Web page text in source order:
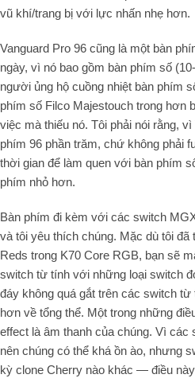
vũ khí/trang bị với lực nhấn nhẹ hơn.
Vanguard Pro 96 cũng là một bàn
ngày, vì nó bao gồm bàn phím số (10
người ủng hộ cuồng nhiệt bàn phím
phím số Filco Majestouch trong hơn
việc mà thiếu nó. Tôi phải nói rằng, vì
phím 96 phần trăm, chứ không phải
thời gian để làm quen với bàn phím
phím nhỏ hơn.
Bàn phím đi kèm với các switch
và tôi yêu thích chúng. Mặc dù tôi
Reds trong K70 Core RGB, bạn sẽ
switch từ tính với những loại switch
đáy không quá gắt trên các switch
hơn về tổng thể. Một trong những
effect là âm thanh của chúng. Vì các
nên chúng có thể khá ồn ào, nhưng
kỳ clone Cherry nào khác — điều